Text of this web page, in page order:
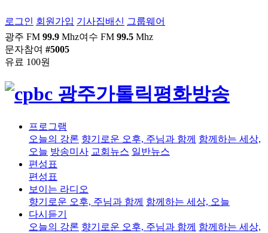
로그인 회원가입 기사집배신 그룹웨어
광주 FM 99.9 Mhz여수 FM 99.5 Mhz
문자참여 #5005
유료 100원
프로그램
오늘의 강론 향기로운 오후, 주님과 함께 함께하는 세상,
오늘 방송미사 교회뉴스 일반뉴스
편성표
편성표
보이는 라디오
향기로운 오후, 주님과 함께 함께하는 세상, 오늘
다시듣기
오늘의 강론 향기로운 오후, 주님과 함께 함께하는 세상,